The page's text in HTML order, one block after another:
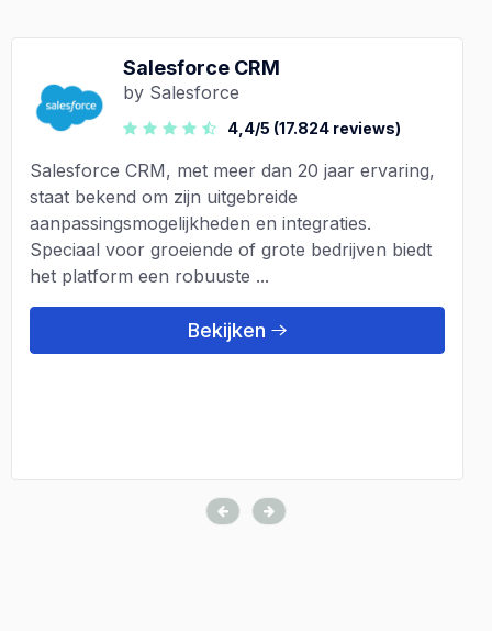
Salesforce CRM
by Salesforce
4,4/5 (17.824 reviews)
Salesforce CRM, met meer dan 20 jaar ervaring,
staat bekend om zijn uitgebreide
aanpassingsmogelijkheden en integraties.
Speciaal voor groeiende of grote bedrijven biedt
het platform een robuuste ...
Bekijken